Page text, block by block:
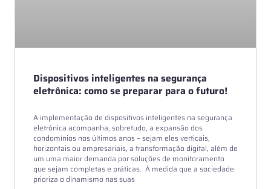
Dispositivos inteligentes na segurança
eletrônica: como se preparar para o futuro!
A implementação de dispositivos inteligentes na segurança
eletrônica acompanha, sobretudo, a expansão dos
condomínios nos últimos anos – sejam eles verticais,
horizontais ou empresariais, a transformação digital, além de
um uma maior demanda por soluções de monitoramento
que sejam completas e práticas. À medida que a sociedade
prioriza o dinamismo nas suas